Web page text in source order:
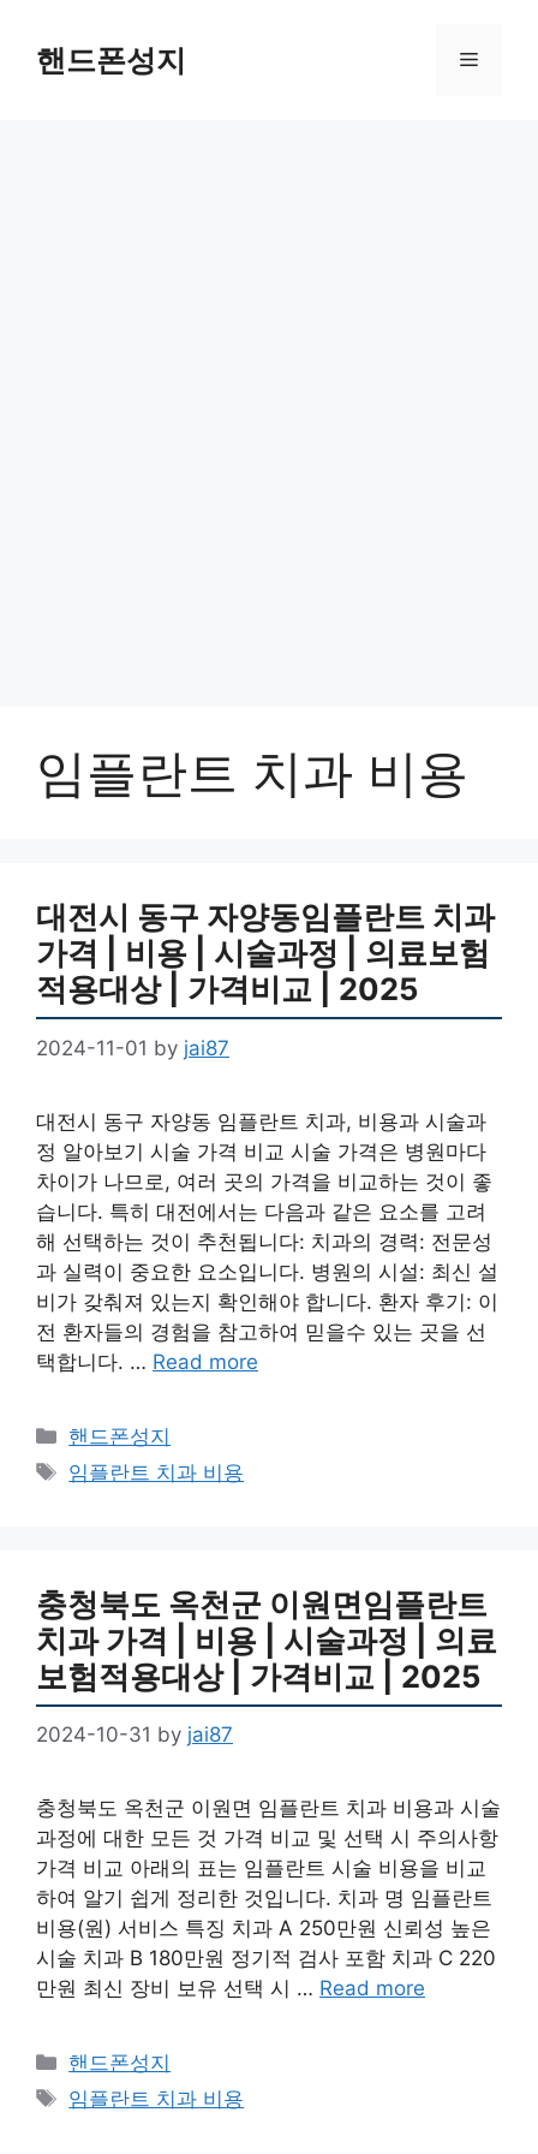
content핸드폰성지 Menu
임플란트 치과 비용
대전시 동구 자양동임플란트 치과
가격 | 비용 | 시술과정 | 의료보험
적용대상 | 가격비교 | 2025
2024-11-01 by jai87
대전시 동구 자양동 임플란트 치과, 비용과 시술과
정 알아보기 시술 가격 비교 시술 가격은 병원마다
차이가 나므로, 여러 곳의 가격을 비교하는 것이 좋
습니다. 특히 대전에서는 다음과 같은 요소를 고려
해 선택하는 것이 추천됩니다: 치과의 경력: 전문성
과 실력이 중요한 요소입니다. 병원의 시설: 최신 설
비가 갖춰져 있는지 확인해야 합니다. 환자 후기: 이
전 환자들의 경험을 참고하여 믿을수 있는 곳을 선
택합니다. … Read more
Categories
핸드폰성지
Tags
임플란트 치과 비용
충청북도 옥천군 이원면임플란트
치과 가격 | 비용 | 시술과정 | 의료
보험적용대상 | 가격비교 | 2025
2024-10-31 by jai87
충청북도 옥천군 이원면 임플란트 치과 비용과 시술
과정에 대한 모든 것 가격 비교 및 선택 시 주의사항
가격 비교 아래의 표는 임플란트 시술 비용을 비교
하여 알기 쉽게 정리한 것입니다. 치과 명 임플란트
비용(원) 서비스 특징 치과 A 250만원 신뢰성 높은
시술 치과 B 180만원 정기적 검사 포함 치과 C 220
만원 최신 장비 보유 선택 시 … Read more
Categories
핸드폰성지
Tags
임플란트 치과 비용